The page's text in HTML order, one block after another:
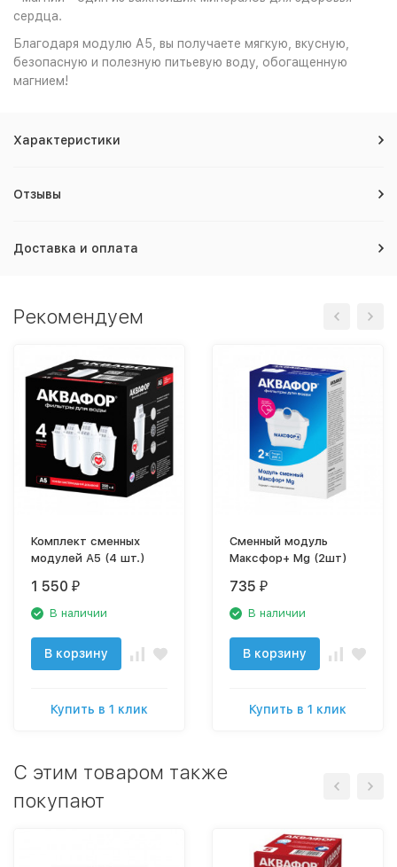
сердца.
Благодаря модулю А5, вы получаете мягкую, вкусную,
безопасную и полезную питьевую воду, обогащенную
магнием!
Характеристики
Отзывы
Доставка и оплата
Рекомендуем
Комплект сменных
модулей А5 (4 шт.)
1 550 ₽
В наличии
В корзину
Купить в 1 клик
Сменный модуль
Максфор+ Mg (2шт)
735 ₽
В наличии
В корзину
Купить в 1 клик
C этим товаром также
покупают